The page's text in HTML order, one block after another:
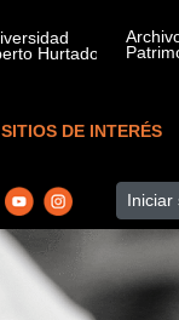
SITIOS DE INTERÉS
Iniciar